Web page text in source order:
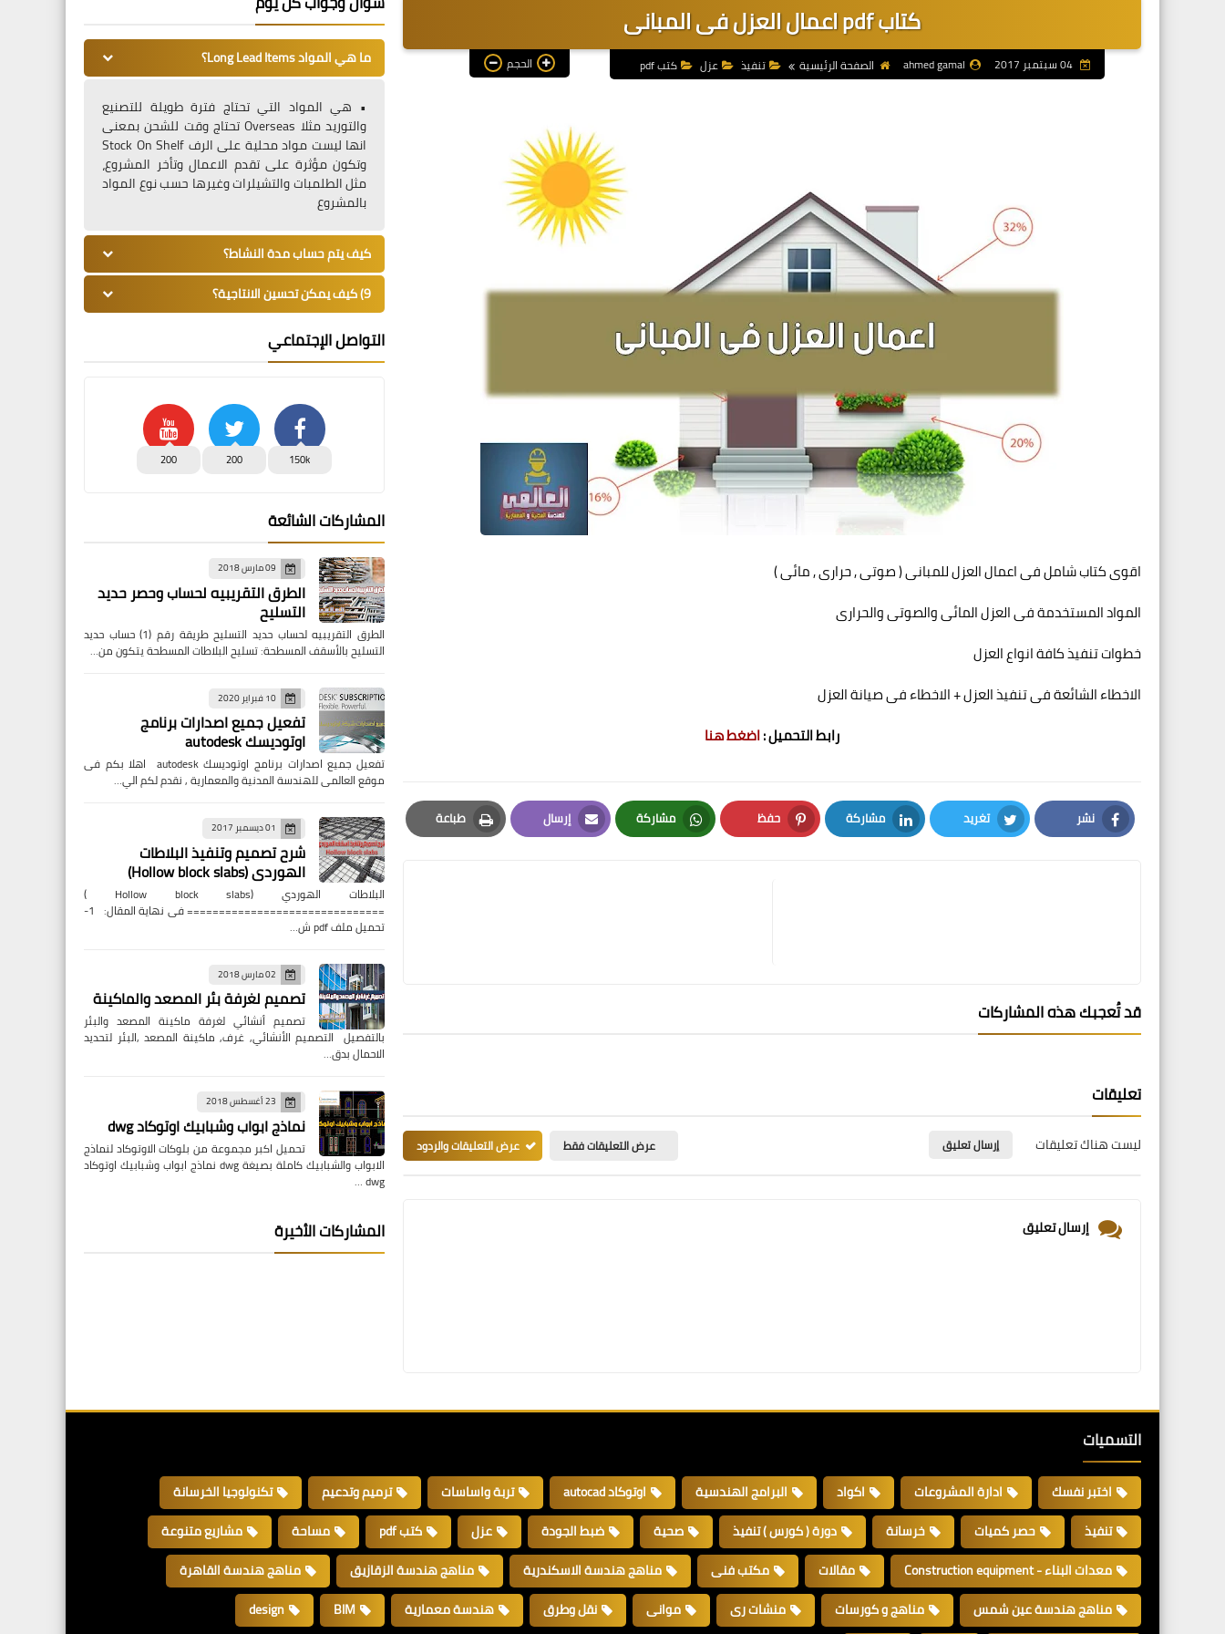
كتاب pdf اعمال العزل فى المبانى
04 سبتمبر 2017 ahmed gamal الصفحة الرئيسية تنفيذ عزل كتب pdf الحجم
اقوى كتاب شامل فى اعمال العزل للمبانى ( صوتى , حرارى , مائى )
المواد المستخدمة فى العزل المائى والصوتى والحرارى
خطوات تنفيذ كافة انواع العزل
الاخطاء الشائعة فى تنفيذ العزل + الاخطاء فى صيانة العزل
رابط التحميل :اضغط هنا
نشر
Facebook
تغريد
Twitter
مشاركة
LinkedIn
حفظ
Pinterest
مشاركة
Whatsapp
إرسال
Email
طباعة
Print
قد تُعجبك هذه المشاركات
تعليقات
ليست هناك تعليقات إرسال تعليق عرض التعليقات فقط عرض التعليقات والردود
إرسال تعليق
ما هي المواد Long Lead Items؟
• هي المواد التي تحتاج فترة طويلة للتصنيع
والتوريد مثلا Overseas تحتاج وقت للشحن بمعنى
انها ليست مواد محلية على الرف Stock On Shelf
وتكون مؤثرة على تقدم الاعمال وتأخر المشروع،
مثل الطلمبات والتشيلرات وغيرها حسب نوع المواد
بالمشروع
كيف يتم حساب مدة النشاط؟
9) كيف يمكن تحسين الانتاجية؟
التواصل الإجتماعي
150k
200
200
المشاركات الشائعة
09 مارس 2018
الطرق التقريبيه لحساب وحصر حديد
التسليح
الطرق التقريبيه لحساب حديد التسليح طريقة رقم (1) حساب حديد
التسليح بالأسقف المسطحة: تسليح البلاطات المسطحة يتكون من…
10 فبراير 2020
تفعيل جميع اصدارات برنامج
اوتوديسك autodesk
تفعيل جميع اصدارات برنامج اوتوديسك autodesk اهلا بكم فى
موقع العالمى للهندسة المدنية والمعمارية , نقدم لكم الي…
01 ديسمبر 2017
شرح تصميم وتنفيذ البلاطات
الهوردى (Hollow block slabs)
البلاطات الهوردي (Hollow block slabs )
=============================== فى نهاية المقال: 1-
تحميل ملف pdf ش…
02 مارس 2018
تصميم لغرفة بئر المصعد والماكينة
تصميم أنشائي لغرفة ماكينة المصعد والبئر
بالتفصيل التصميم الأنشائي, غرف, ماكينة المصعد ,البئر لتحديد
الاحمال بدق…
23 أغسطس 2018
نماذج ابواب وشبابيك اوتوكاد dwg
تحميل اكبر مجموعة من بلوكات الاوتوكاد لنماذج
الابواب والشبابيك كاملة بصيغة dwg نماذج ابواب وشبابيك اوتوكاد
dwg …
المشاركات الأخيرة
التسميات
اختبر نفسك ادارة المشروعات اكواد البرامج الهندسية اوتوكاد autocad تربة واساسات ترميم وتدعيم
تكنولوجيا الخرسانة
تنفيذ
حصر كميات خرسانة دورة ( كورس ) تنفيذ صحية ضبط الجودة عزل كتب pdf مساحة
مشاريع متنوعة
معدات البناء - Construction equipment
مقالات مكتب فنى مناهج هندسة الاسكندرية مناهج هندسة الزقازيق
مناهج هندسة القاهرة
مناهج هندسة عين شمس
مناهج و كورسات منشات رى موانى نقل وطرق هندسة معمارية BIM
design